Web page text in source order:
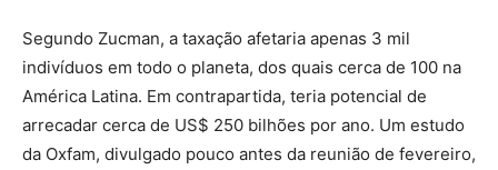
Segundo Zucman, a taxação afetaria apenas 3 mil
indivíduos em todo o planeta, dos quais cerca de 100 na
América Latina. Em contrapartida, teria potencial de
arrecadar cerca de US$ 250 bilhões por ano. Um estudo
da Oxfam, divulgado pouco antes da reunião de fevereiro,